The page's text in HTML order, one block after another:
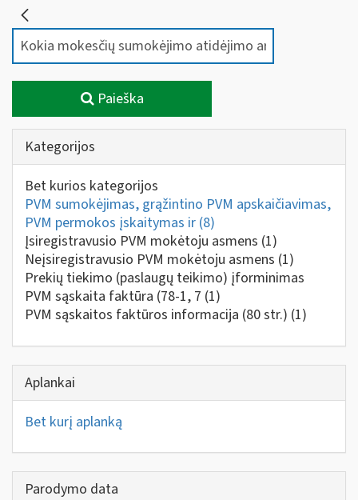
Paieška
Kategorijos
Bet kurios kategorijos
PVM sumokėjimas, grąžintino PVM apskaičiavimas,
PVM permokos įskaitymas ir (8)
Įsiregistravusio PVM mokėtoju asmens (1)
Neįsiregistravusio PVM mokėtoju asmens (1)
Prekių tiekimo (paslaugų teikimo) įforminimas
PVM sąskaita faktūra (78-1, 7 (1)
PVM sąskaitos faktūros informacija (80 str.) (1)
Aplankai
Bet kurį aplanką
Parodymo data